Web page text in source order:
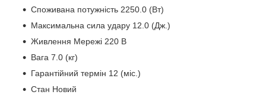
Споживана потужність 2250.0 (Вт)
Максимальна сила удару 12.0 (Дж.)
Живлення Мережі 220 В
Вага 7.0 (кг)
Гарантійний термін 12 (міс.)
Стан Новий